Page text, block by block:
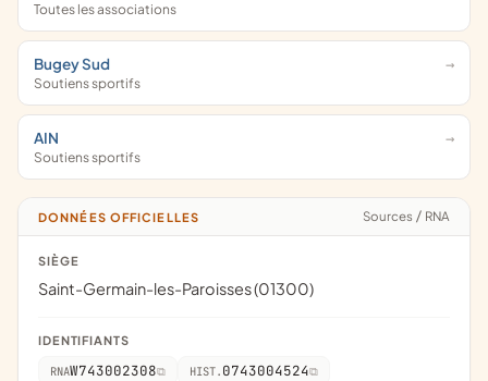
Toutes les associations
Bugey Sud
Soutiens sportifs
AIN
Soutiens sportifs
DONNÉES OFFICIELLES Sources / RNA
SIÈGE
Saint-Germain-les-Paroisses (01300)
IDENTIFIANTS
RNAW743002308 HIST. 0743004524